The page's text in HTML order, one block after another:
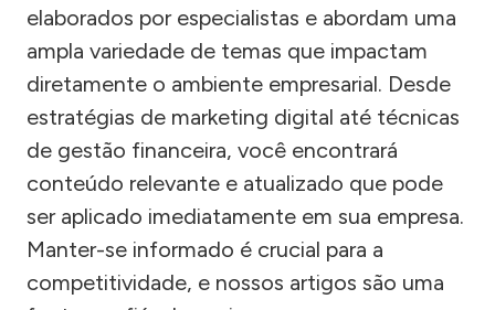
elaborados por especialistas e abordam uma
ampla variedade de temas que impactam
diretamente o ambiente empresarial. Desde
estratégias de marketing digital até técnicas
de gestão financeira, você encontrará
conteúdo relevante e atualizado que pode
ser aplicado imediatamente em sua empresa.
Manter-se informado é crucial para a
competitividade, e nossos artigos são uma